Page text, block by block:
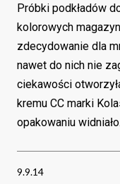
Próbki podkładów
kolorowych
zdecydowanie dla
nawet do nich nie
ciekawości
kremu CC marki
opakowaniu
9.9.14